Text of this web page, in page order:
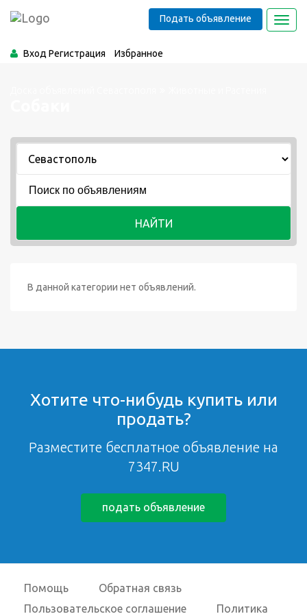
Вход Регистрация Избранное
Подать объявление
НАЙТИ
В данной категории нет объявлений.
Хотите что-нибудь купить или
продать?
Разместите бесплатное объявление на
7347.RU
подать объявление
Помощь
Обратная связь
Пользовательское соглашение
Политика